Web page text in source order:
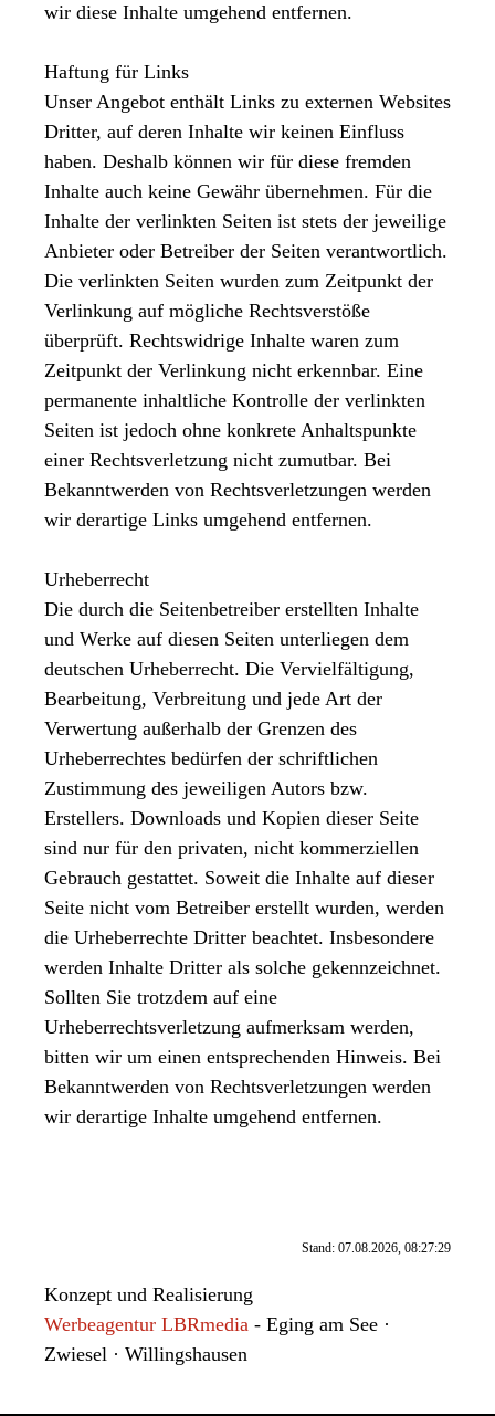
wir diese Inhalte umgehend entfernen.
Haftung für Links
Unser Angebot enthält Links zu externen Websites
Dritter, auf deren Inhalte wir keinen Einfluss
haben. Deshalb können wir für diese fremden
Inhalte auch keine Gewähr übernehmen. Für die
Inhalte der verlinkten Seiten ist stets der jeweilige
Anbieter oder Betreiber der Seiten verantwortlich.
Die verlinkten Seiten wurden zum Zeitpunkt der
Verlinkung auf mögliche Rechtsverstöße
überprüft. Rechtswidrige Inhalte waren zum
Zeitpunkt der Verlinkung nicht erkennbar. Eine
permanente inhaltliche Kontrolle der verlinkten
Seiten ist jedoch ohne konkrete Anhaltspunkte
einer Rechtsverletzung nicht zumutbar. Bei
Bekanntwerden von Rechtsverletzungen werden
wir derartige Links umgehend entfernen.
Urheberrecht
Die durch die Seitenbetreiber erstellten Inhalte
und Werke auf diesen Seiten unterliegen dem
deutschen Urheberrecht. Die Vervielfältigung,
Bearbeitung, Verbreitung und jede Art der
Verwertung außerhalb der Grenzen des
Urheberrechtes bedürfen der schriftlichen
Zustimmung des jeweiligen Autors bzw.
Erstellers. Downloads und Kopien dieser Seite
sind nur für den privaten, nicht kommerziellen
Gebrauch gestattet. Soweit die Inhalte auf dieser
Seite nicht vom Betreiber erstellt wurden, werden
die Urheberrechte Dritter beachtet. Insbesondere
werden Inhalte Dritter als solche gekennzeichnet.
Sollten Sie trotzdem auf eine
Urheberrechtsverletzung aufmerksam werden,
bitten wir um einen entsprechenden Hinweis. Bei
Bekanntwerden von Rechtsverletzungen werden
wir derartige Inhalte umgehend entfernen.
Stand: 07.08.2026, 08:27:29
Konzept und Realisierung
Werbeagentur LBRmedia - Eging am See ·
Zwiesel · Willingshausen